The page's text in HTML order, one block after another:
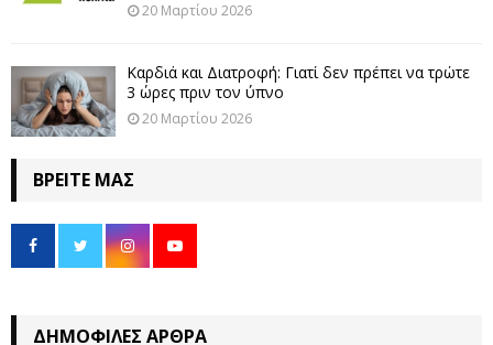
20 Μαρτίου 2026
Καρδιά και Διατροφή: Γιατί δεν πρέπει να τρώτε
3 ώρες πριν τον ύπνο
20 Μαρτίου 2026
ΒΡΕΊΤΕ ΜΑΣ
ΔΗΜΟΦΙΛΈΣ ΆΡΘΡΑ